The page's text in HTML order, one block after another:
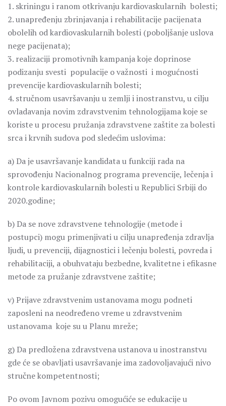
1. skriningu i ranom otkrivanju kardiovaskularnih bolesti;
2. unapređenju zbrinjavanja i rehabilitacije pacijenata
obolelih od kardiovaskularnih bolesti (poboljšanje uslova
nege pacijenata);
3. realizaciji promotivnih kampanja koje doprinose
podizanju svesti populacije o važnosti i mogućnosti
prevencije kardiovaskularnih bolesti;
4. stručnom usavršavanju u zemlji i inostranstvu, u cilju
ovladavanja novim zdravstvenim tehnologijama koje se
koriste u procesu pružanja zdravstvene zaštite za bolesti
srca i krvnih sudova pod sledećim uslovima:
a) Da je usavršavanje kandidata u funkciji rada na
sprovođenju Nacionalnog programa prevencije, lečenja i
kontrole kardiovaskularnih bolesti u Republici Srbiji do
2020.godine;
b) Da se nove zdravstvene tehnologije (metode i
postupci) mogu primenjivati u cilju unapređenja zdravlja
ljudi, u prevenciji, dijagnostici i lečenju bolesti, povreda i
rehabilitaciji, a obuhvataju bezbedne, kvalitetne i efikasne
metode za pružanje zdravstvene zaštite;
v) Prijave zdravstvenim ustanovama mogu podneti
zaposleni na neodređeno vreme u zdravstvenim
ustanovama koje su u Planu mreže;
g) Da predložena zdravstvena ustanova u inostranstvu
gde će se obavljati usavršavanje ima zadovoljavajući nivo
stručne kompetentnosti;
Po ovom Javnom pozivu omogućiće se edukacije u